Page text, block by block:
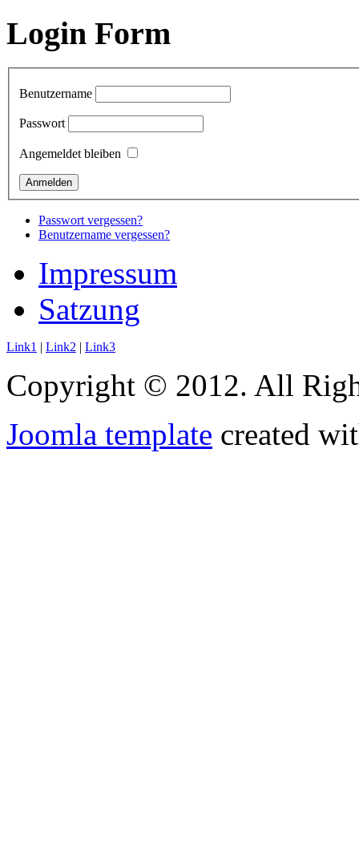
Login Form
Benutzername
Passwort
Angemeldet bleiben
Passwort vergessen?
Benutzername vergessen?
Impressum
Satzung
Link1 | Link2 | Link3
Copyright © 2012. All
Joomla template created